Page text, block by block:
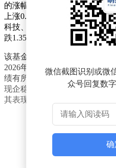
的涨幅领涨，芯原股份上涨
上涨0.95%和0.70%。晶晨股
科技、中科星图跌幅均超过
跌1.35%和1.12%。
该基金由南方基金管理股份有
2026年1月16日管理以来，累
绩有所改善，近一个月回报率
现企稳迹象。作为科创板首只
其表现持续受到市场关注。
微信截图识别或微
众号回复数字
确